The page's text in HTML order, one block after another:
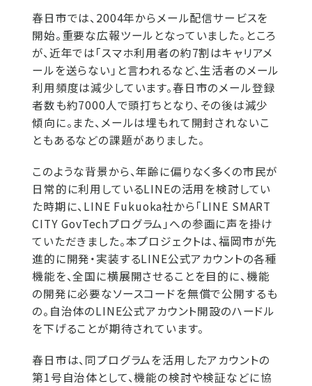
春日市では、2004年からメール配信サービスを
開始。重要な広報ツールとなっていました。ところ
が、近年では「スマホ利用者の約7割はキャリアメ
ールを送らない」と言われるなど、生活者のメール
利用頻度は減少しています。春日市のメール登録
者数も約7000人で頭打ちとなり、その後は減少
傾向に。また、メールは埋もれて開封されないこ
ともあるなどの課題がありました。
このような背景から、年齢に偏りなく多くの市民が
日常的に利用しているLINEの活用を検討してい
た時期に、LINE Fukuoka社から「LINE SMART
CITY GovTechプログラム」への参画に声を掛け
ていただきました。本プロジェクトは、福岡市が先
進的に開発・実装するLINE公式アカウントの各種
機能を、全国に横展開させることを目的に、機能
の開発に必要なソースコードを無償で公開するも
の。自治体のLINE公式アカウント開設のハードル
を下げることが期待されています。
春日市は、同プログラムを活用したアカウントの
第1号自治体として、機能の検討や検証などに協